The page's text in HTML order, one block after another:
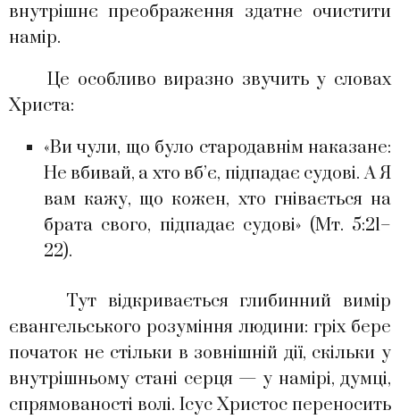
внутрішнє преображення здатне очистити
намір.
Це особливо виразно звучить у словах
Христа:
«Ви чули, що було стародавнім наказане:
Не вбивай, а хто вб’є, підпадає судові. А Я
вам кажу, що кожен, хто гнівається на
брата свого, підпадає судові» (Мт. 5:21–
22).
Тут відкривається глибинний вимір
євангельського розуміння людини: гріх бере
початок не стільки в зовнішній дії, скільки у
внутрішньому стані серця — у намірі, думці,
спрямованості волі. Ісус Христос переносить